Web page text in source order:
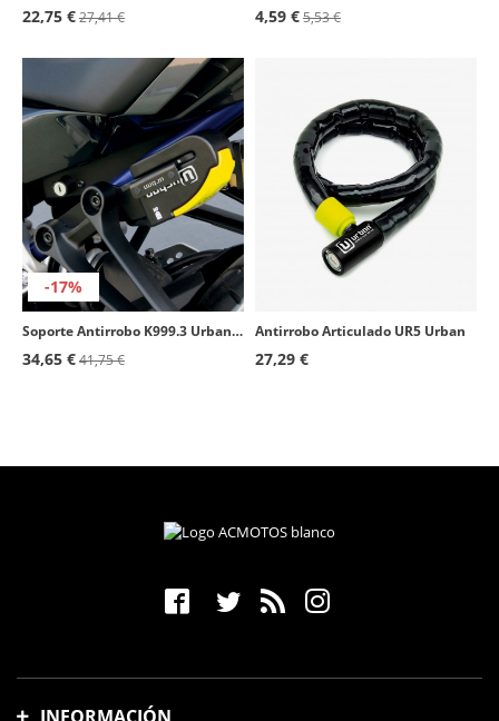
22,75 €27,41 € 4,59 €5,53 €
-17%
Soporte Antirrobo K999.3 Urban para Estribera
34,65 €41,75 €
Antirrobo Articulado UR5 Urban
27,29 €
INFORMACIÓN